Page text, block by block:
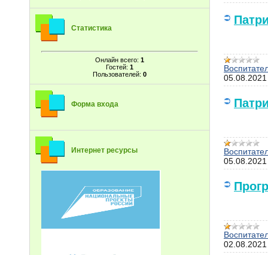
Статистика
Онлайн всего: 1
Гостей: 1
Пользователей: 0
Форма входа
Интернет ресурсы
05.08.2021
05.08.2021
02.08.2021